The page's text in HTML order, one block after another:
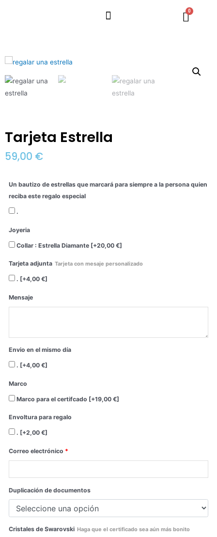
Tarjeta Estrella
59,00 €
Un bautizo de estrellas que marcará para siempre a la persona quien
reciba este regalo especial
.
Joyeria
Collar : Estrella Diamante [+20,00 €]
Tarjeta adjunta Tarjeta con mesaje personalizado
. [+4,00 €]
Mensaje
Envio en el mismo día
. [+4,00 €]
Marco
Marco para el certifcado [+19,00 €]
Envoltura para regalo
. [+2,00 €]
Correo electrónico *
Duplicación de documentos
Cristales de Swarovski Haga que el certificado sea aún más bonito